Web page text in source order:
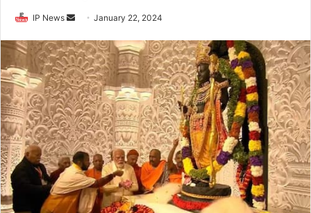
IP News
Send
email
January 22, 2024